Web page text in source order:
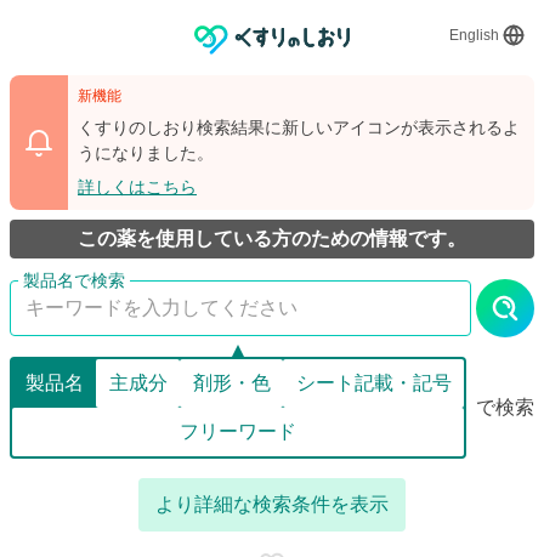
English
新機能
くすりのしおり検索結果に新しいアイコンが表示されるよ
うになりました。
詳しくはこちら
この薬を使用している方のための情報です。
製品名 主成分 剤形・色 シート記載・記号
フリーワード
で検索
より詳細な検索条件を表示